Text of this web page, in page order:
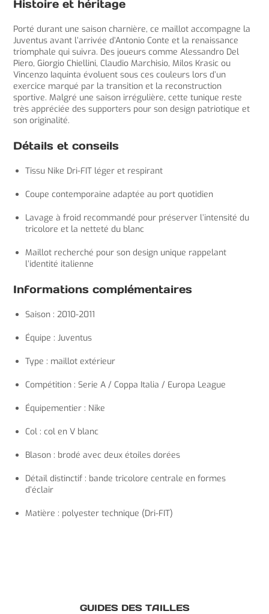
Histoire et héritage
Porté durant une saison charnière, ce maillot accompagne la
Juventus avant l’arrivée d’Antonio Conte et la renaissance
triomphale qui suivra. Des joueurs comme Alessandro Del
Piero, Giorgio Chiellini, Claudio Marchisio, Milos Krasic ou
Vincenzo Iaquinta évoluent sous ces couleurs lors d’un
exercice marqué par la transition et la reconstruction
sportive. Malgré une saison irrégulière, cette tunique reste
très appréciée des supporters pour son design patriotique et
son originalité.
Détails et conseils
Tissu Nike Dri-FIT léger et respirant
Coupe contemporaine adaptée au port quotidien
Lavage à froid recommandé pour préserver l’intensité du
tricolore et la netteté du blanc
Maillot recherché pour son design unique rappelant
l’identité italienne
Informations complémentaires
Saison : 2010-2011
Équipe : Juventus
Type : maillot extérieur
Compétition : Serie A / Coppa Italia / Europa League
Équipementier : Nike
Col : col en V blanc
Blason : brodé avec deux étoiles dorées
Détail distinctif : bande tricolore centrale en formes
d’éclair
Matière : polyester technique (Dri-FIT)
GUIDES DES TAILLES